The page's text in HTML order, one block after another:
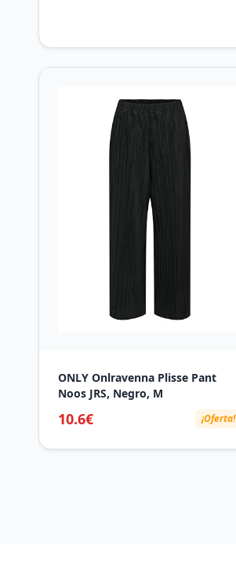
ONLY Onlravenna Plisse Pant
Noos JRS, Negro, M
10.6€ ¡Oferta!